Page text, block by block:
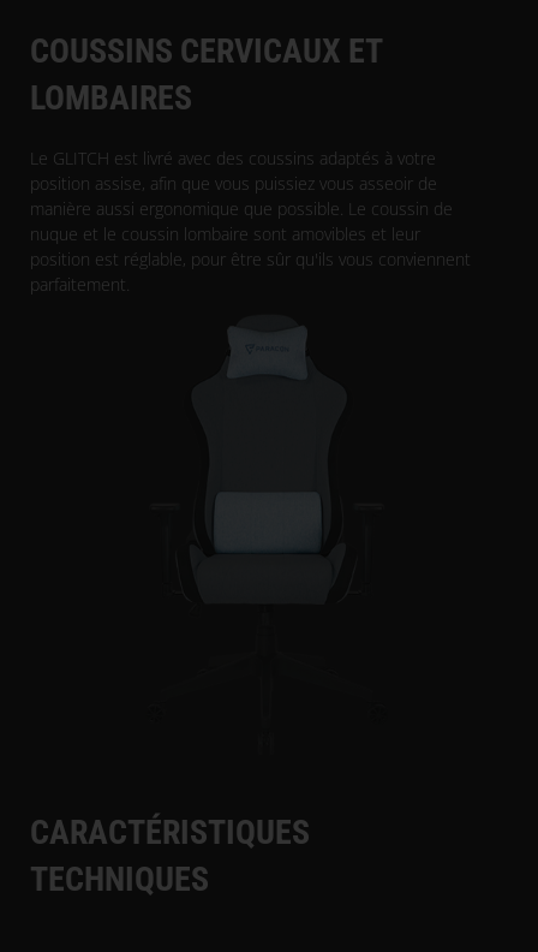
COUSSINS CERVICAUX ET
LOMBAIRES
Le GLITCH est livré avec des coussins adaptés à votre
position assise, afin que vous puissiez vous asseoir de
manière aussi ergonomique que possible. Le coussin de
nuque et le coussin lombaire sont amovibles et leur
position est réglable, pour être sûr qu'ils vous conviennent
parfaitement.
CARACTÉRISTIQUES
TECHNIQUES